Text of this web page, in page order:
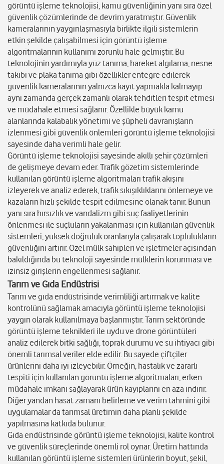
görüntü işleme teknolojisi, kamu güvenliğinin yanı sıra özel
güvenlik çözümlerinde de devrim yaratmıştır. Güvenlik
kameralarının yaygınlaşmasıyla birlikte ilgili sistemlerin
etkin şekilde çalışabilmesi için görüntü işleme
algoritmalarının kullanımı zorunlu hale gelmiştir. Bu
teknolojinin yardımıyla yüz tanıma, hareket algılama, nesne
takibi ve plaka tanıma gibi özellikler entegre edilerek
güvenlik kameralarının yalnızca kayıt yapmakla kalmayıp
aynı zamanda gerçek zamanlı olarak tehditleri tespit etmesi
ve müdahale etmesi sağlanır. Özellikle büyük kamu
alanlarında kalabalık yönetimi ve şüpheli davranışların
izlenmesi gibi güvenlik önlemleri görüntü işleme teknolojisi
sayesinde daha verimli hale gelir.
Görüntü işleme teknolojisi sayesinde akıllı şehir çözümleri
de gelişmeye devam eder. Trafik gözetim sistemlerinde
kullanılan görüntü işleme algoritmaları trafik akışını
izleyerek ve analiz ederek, trafik sıkışıklıklarını önlemeye ve
kazaların hızlı şekilde tespit edilmesine olanak tanır. Bunun
yanı sıra hırsızlık ve vandalizm gibi suç faaliyetlerinin
önlenmesi ile suçluların yakalanması için kullanılan güvenlik
sistemleri, yüksek doğruluk oranlarıyla çalışarak toplulukların
güvenliğini artırır. Özel mülk sahipleri ve işletmeler açısından
bakıldığında bu teknoloji sayesinde mülklerin korunması ve
izinsiz girişlerin engellenmesi sağlanır.
Tarım ve Gıda Endüstrisi
Tarım ve gıda endüstrisinde verimliliği artırmak ve kalite
kontrolünü sağlamak amacıyla görüntü işleme teknolojisi
yaygın olarak kullanılmaya başlanmıştır. Tarım sektöründe
görüntü işleme teknikleri ile uydu ve drone görüntüleri
analiz edilerek bitki sağlığı, toprak durumu ve su ihtiyacı gibi
önemli tarımsal veriler elde edilir. Bu sayede çiftçiler
ürünlerini daha iyi izleyebilir. Örneğin, hastalık ve zararlı
tespiti için kullanılan görüntü işleme algoritmaları, erken
müdahale imkanı sağlayarak ürün kayıplarını en aza indirir.
Diğer yandan hasat zamanı belirleme ve verim tahmini gibi
uygulamalar da tarımsal üretimin daha planlı şekilde
yapılmasına katkıda bulunur.
Gıda endüstrisinde görüntü işleme teknolojisi, kalite kontrol
ve güvenlik süreçlerinde önemli rol oynar. Üretim hattında
kullanılan görüntü işleme sistemleri ürünlerin boyut, şekil,